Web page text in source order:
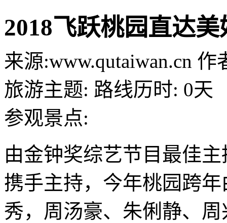
2018飞跃桃园直达
来源:www.qutaiwan.cn 作
旅游主题: 路线历时: 0天
参观景点:
由金钟奖综艺节目最佳
携手主持，今年桃园跨
秀，周汤豪、朱俐静、